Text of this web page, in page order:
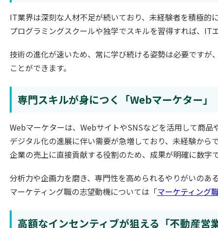
IT業界は深刻な人材不足が続いており、未経験者を積極的
プログラミングスクールや独学でスキルを習得すれば、
技術の進化が速いため、常に学び続ける姿勢は必要です
ことができます。
専門スキルが身につく「Webマーケター」
Webマーケターは、WebサイトやSNSなどを活用して商
デジタル化の進展に伴い需要が急増しており、未経験から
企業の売上に直接貢献する役割のため、成果が明確に数
分析力や企画力を磨き、専門性を高められるやりがいのあ
マーケティング職の志望動機については「マーケティング
高額なインセンティブが狙える「不動産営